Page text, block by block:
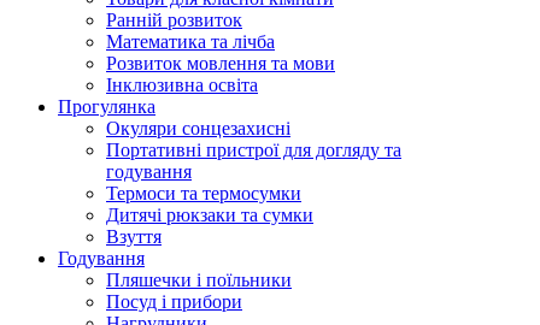
Ранній розвиток
Математика та лічба
Розвиток мовлення та мови
Інклюзивна освіта
Прогулянка
Окуляри сонцезахисні
Портативні пристрої для догляду та
годування
Термоси та термосумки
Дитячі рюкзаки та сумки
Взуття
Годування
Пляшечки і поїльники
Посуд і прибори